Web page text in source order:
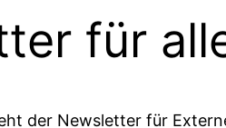
für
der Newsletter für